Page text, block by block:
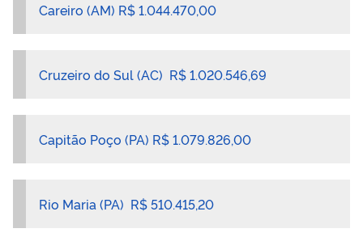
Careiro (AM) R$ 1.044.470,00
Cruzeiro do Sul (AC) R$ 1.020.546,69
Capitão Poço (PA) R$ 1.079.826,00
Rio Maria (PA) R$ 510.415,20